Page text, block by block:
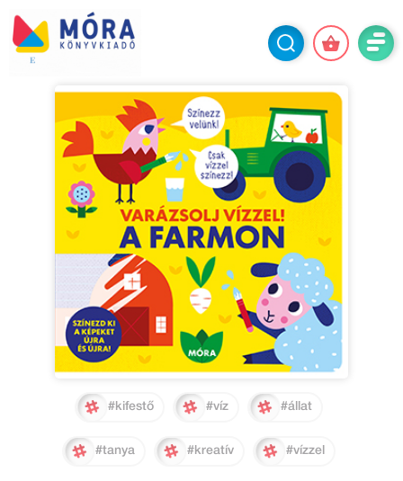
#kifestő #víz #állat
#tanya #kreatív #vízzel